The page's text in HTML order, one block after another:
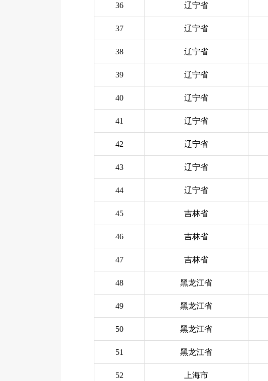
36 辽宁省
37 辽宁省
38 辽宁省
39 辽宁省
40 辽宁省
41 辽宁省
42 辽宁省
43 辽宁省
44 辽宁省
45 吉林省
46 吉林省
47 吉林省
48 黑龙江省
49 黑龙江省
50 黑龙江省
51 黑龙江省
52 上海市